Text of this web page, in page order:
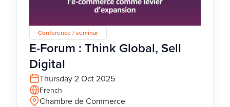
Conference / seminar
E-Forum : Think Global, Sell
Digital
Thursday 2 Oct 2025
French
Chambre de Commerce